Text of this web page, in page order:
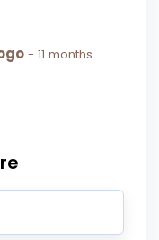
- 11 months